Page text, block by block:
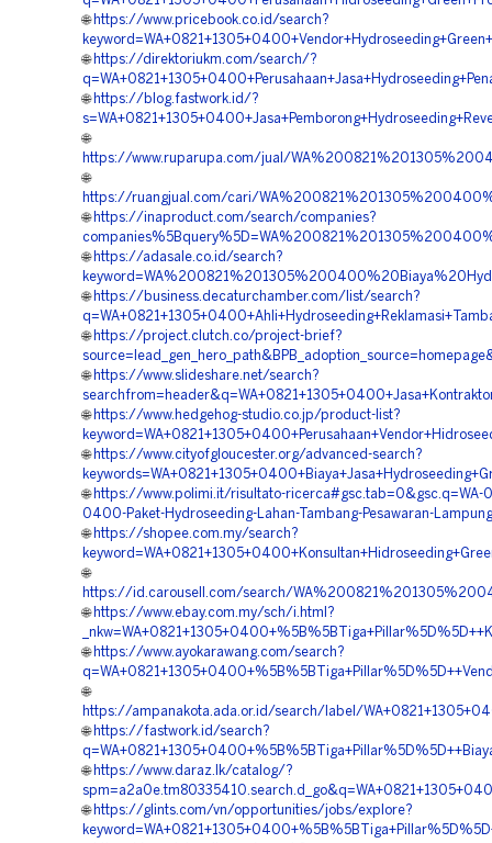
🌐 https://www.pricebook.co.id/search?
🌐 https://direktoriukm.com/search/?
🌐 https://blog.fastwork.id/?
🌐
https://www.ruparupa.com/jual/
🌐
https://ruangjual.com/cari/
🌐 https://inaproduct.com/search/companies?
🌐 https://adasale.co.id/search?
🌐 https://business.decaturchamber.com/list/search?
🌐 https://project.clutch.co/project-brief?
🌐 https://www.slideshare.net/search?
🌐 https://www.hedgehog-studio.co.jp/product-list?
🌐 https://www.cityofgloucester.org/advanced-search?
🌐 https://www.polimi.it/risultato-ricerca#gsc.tab=0&gsc.q=WA-
0400-Paket-Hydroseeding-Lahan-Tambang-Pesawaran-Lampung
🌐 https://shopee.com.my/search?
🌐
https://id.carousell.com/search/
🌐 https://www.ebay.com.my/sch/i.html?
🌐 https://www.ayokarawang.com/search?
🌐
https://ampanakota.ada.or.id/search/label/
🌐 https://fastwork.id/search?
🌐 https://www.daraz.lk/catalog/?
🌐 https://glints.com/vn/opportunities/jobs/explore?